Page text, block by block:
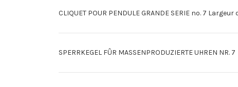
CLIQUET POUR PENDULE GRANDE SERIE no. 7
SPERRKEGEL FÛR MASSENPRODUZIERTE UHREN NR. 7